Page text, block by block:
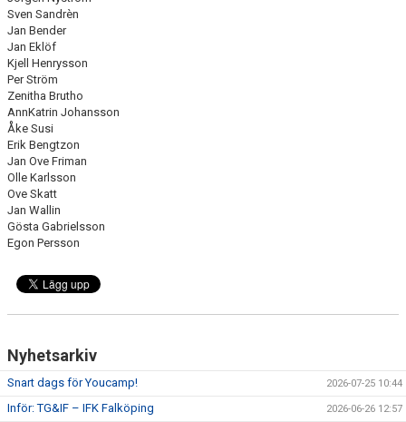
Sven Sandrèn
Jan Bender
Jan Eklöf
Kjell Henrysson
Per Ström
Zenitha Brutho
AnnKatrin Johansson
Åke Susi
Erik Bengtzon
Jan Ove Friman
Olle Karlsson
Ove Skatt
Jan Wallin
Gösta Gabrielsson
Egon Persson
Nyhetsarkiv
Snart dags för Youcamp! 2026-07-25 10:44
Inför: TG&IF – IFK Falköping 2026-06-26 12:57